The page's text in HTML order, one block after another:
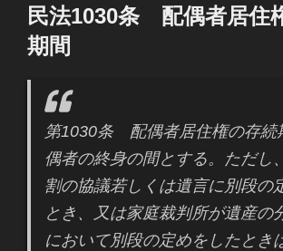
稿
日:
民法1030条 配偶者居住
期間
第1030条 配偶者居住権の存続
偶者の終身の間とする。ただし
割の協議若しくは遺言に別段の
とき、又は家庭裁判所が遺産の
において別段の定めをしたとき